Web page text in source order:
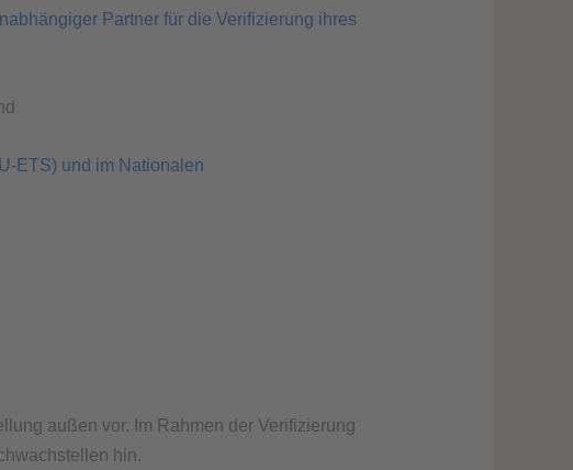
Partner für die Verifizierung ihres
ETS) und im Nationalen
außen vor. Im Rahmen der Verifizierung
hin.